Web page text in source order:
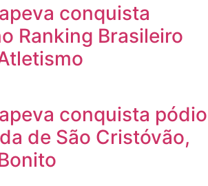
conquista
Ranking Brasileiro
conquista pódio
de São Cristóvão,